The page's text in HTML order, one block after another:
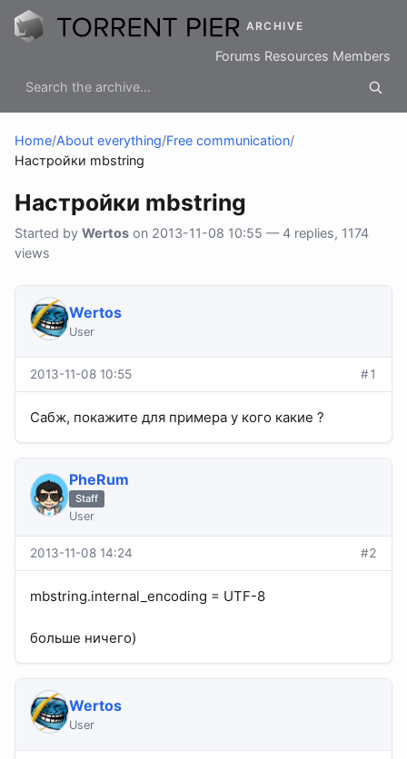
ARCHIVE
Forums Resources Members
Home/About everything/Free communication/
Настройки mbstring
Настройки mbstring
Started by Wertos on 2013-11-08 10:55 — 4 replies, 1174
views
Wertos
User
2013-11-08 10:55 #1
Сабж, покажите для примера у кого какие ?
PheRum
Staff
User
2013-11-08 14:24 #2
mbstring.internal_encoding = UTF-8
больше ничего)
Wertos
User